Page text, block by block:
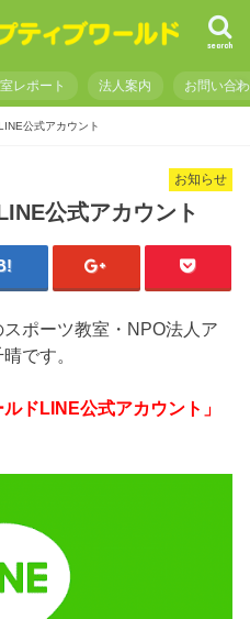
search
レポート 法人案内 お問い合
公式アカウント
お知らせ
公式アカウント
ポーツ教室・NPO法人ア
です。
ドLINE公式アカウント」